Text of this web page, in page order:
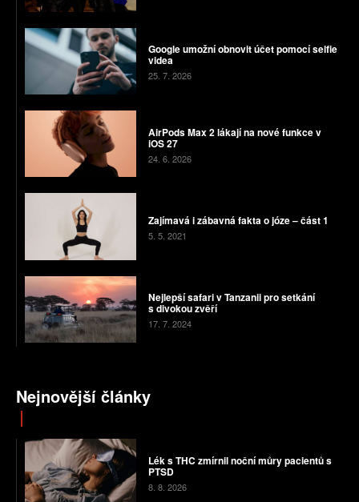
Google umožní obnovit účet pomocí selfie
videa
25. 7. 2026
AirPods Max 2 lákají na nové funkce v
iOS 27
24. 6. 2026
Zajímavá i zábavná fakta o józe – část 1
5. 5. 2021
Nejlepší safari v Tanzanii pro setkání
s divokou zvěří
17. 7. 2024
Nejnovější články
Lék s THC zmírnil noční můry pacientů s
PTSD
8. 8. 2026